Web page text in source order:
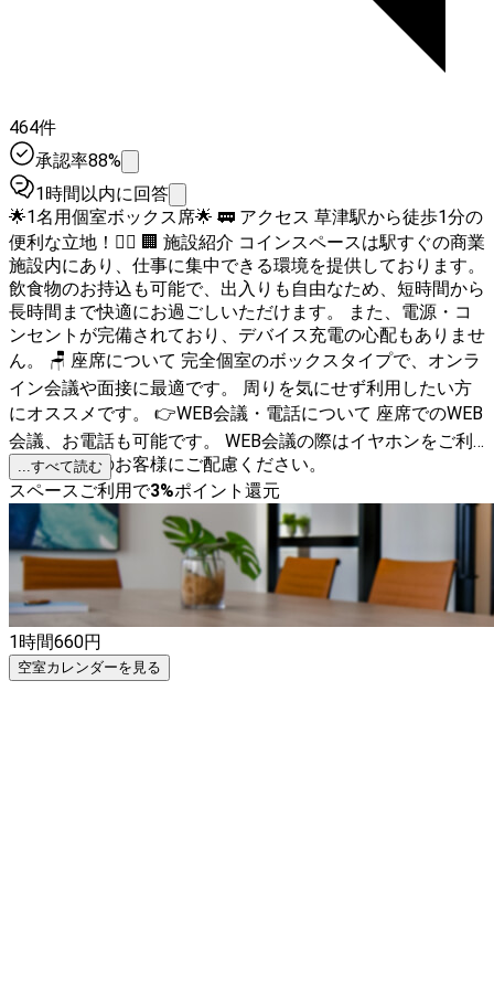
464件
承認率88%
1時間以内に回答
🌟1名用個室ボックス席🌟 🚃 アクセス 草津駅から徒歩1分の
便利な立地！🚶‍♀️ 🏢 施設紹介 コインスペースは駅すぐの商業
施設内にあり、仕事に集中できる環境を提供しております。
飲食物のお持込も可能で、出入りも自由なため、短時間から
長時間まで快適にお過ごしいただけます。 また、電源・コ
ンセントが完備されており、デバイス充電の心配もありませ
ん。 🪑 座席について 完全個室のボックスタイプで、オンラ
イン会議や面接に最適です。 周りを気にせず利用したい方
にオススメです。 👉WEB会議・電話について 座席でのWEB
会議、お電話も可能です。 WEB会議の際はイヤホンをご利
用の上、他のお客様にご配慮ください。
...すべて読む
スペースご利用で3%ポイント還元
1時間660円
空室カレンダーを見る